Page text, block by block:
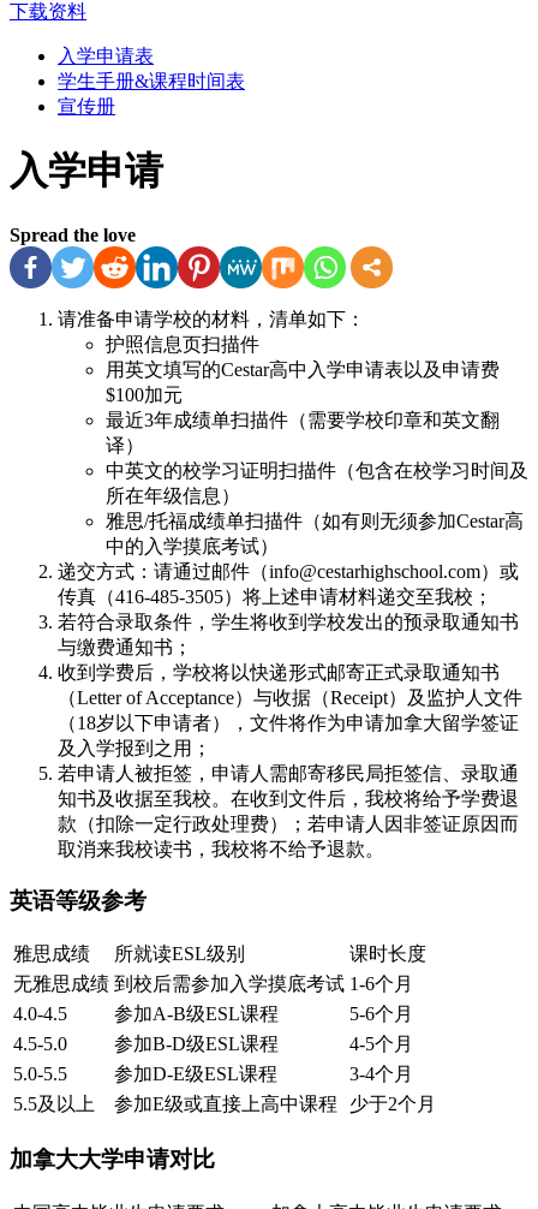
下载资料
入学申请表
学生手册&课程时间表
宣传册
入学申请
Spread the love
请准备申请学校的材料，清单如下：
护照信息页扫描件
用英文填写的Cestar高中入学申请表以及申请费
$100加元
最近3年成绩单扫描件（需要学校印章和英文翻
译）
中英文的校学习证明扫描件（包含在校学习时间及
所在年级信息）
雅思/托福成绩单扫描件（如有则无须参加Cestar高
中的入学摸底考试）
递交方式：请通过邮件（info@cestarhighschool.com）或
传真（416-485-3505）将上述申请材料递交至我校；
若符合录取条件，学生将收到学校发出的预录取通知书
与缴费通知书；
收到学费后，学校将以快递形式邮寄正式录取通知书
（Letter of Acceptance）与收据（Receipt）及监护人文件
（18岁以下申请者），文件将作为申请加拿大留学签证
及入学报到之用；
若申请人被拒签，申请人需邮寄移民局拒签信、录取通
知书及收据至我校。在收到文件后，我校将给予学费退
款（扣除一定行政处理费）；若申请人因非签证原因而
取消来我校读书，我校将不给予退款。
英语等级参考
雅思成绩 所就读ESL级别
课时长度
无雅思成绩 到校后需参加入学摸底考试 1-6个月
4.0-4.5
参加A-B级ESL课程
5-6个月
4.5-5.0
参加B-D级ESL课程
4-5个月
5.0-5.5
参加D-E级ESL课程
3-4个月
5.5及以上
参加E级或直接上高中课程 少于2个月
加拿大大学申请对比